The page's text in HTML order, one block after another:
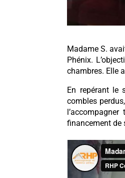
Madame S.
Phénix.
chambres. Elle
En repérant le
combles
financement de